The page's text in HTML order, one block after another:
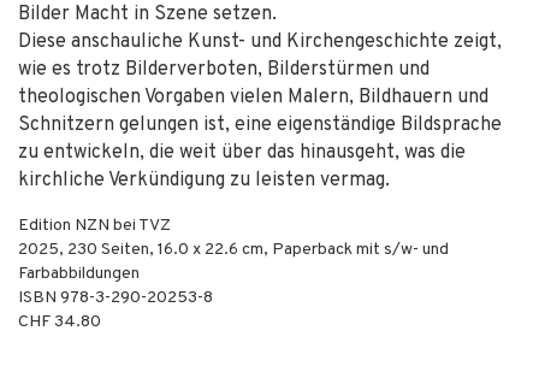
Bilder Macht in Szene setzen.
Diese anschauliche Kunst- und Kirchengeschichte zeigt,
wie es trotz Bilderverboten, Bilderstürmen und
theologischen Vorgaben vielen Malern, Bildhauern und
Schnitzern gelungen ist, eine eigenständige Bildsprache
zu entwickeln, die weit über das hinausgeht, was die
kirchliche Verkündigung zu leisten vermag.
Edition NZN bei TVZ
2025, 230 Seiten, 16.0 x 22.6 cm, Paperback mit s/w- und
Farbabbildungen
ISBN 978-3-290-20253-8
CHF 34.80